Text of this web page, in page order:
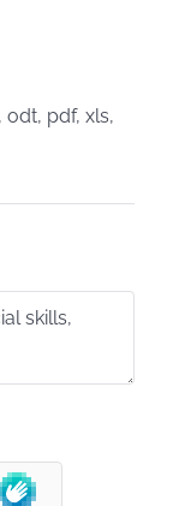
pdf, xls,